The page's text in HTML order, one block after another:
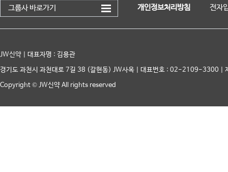
그룹사 바로가기 개인정보처리방침 전자
JW신약 | 대표자명 : 김용관
경기도 과천시 과천대로 7길 38 (갈현동) JW사옥 | 대표번호 : 02-2109-3300 |
Copyright © JW신약 All rights reserved